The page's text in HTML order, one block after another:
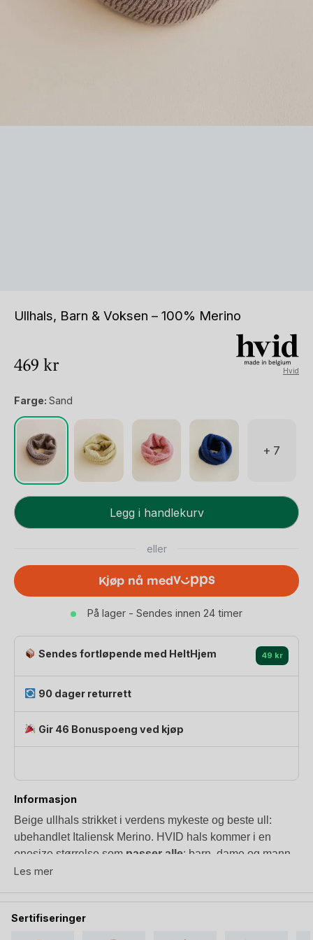
Ullhals, Barn & Voksen – 100% Merino
469 kr Hvid
Farge: Sand
+ 7
Ullhals,
Barn
-
100%
Legg i handlekurv
eller
Kjøp nå med
På lager - Sendes innen 24 timer
Sendes fortløpende med HeltHjem 49 kr
90 dager returrett
Gir 46 Bonuspoeng ved kjøp
Informasjon
Beige ullhals strikket i verdens mykeste og beste ull:
ubehandlet Italiensk Merino. HVID hals kommer i en
onesize størrelse som passer alle; barn, dame og mann
Her kan vi fra personlig erfaring si at om du kjøper en, vil
Halsen er strikket i tett og elastisk mønsterstrikk med rute-
og bølgedetaljer.
Les mer
Sertifiseringer